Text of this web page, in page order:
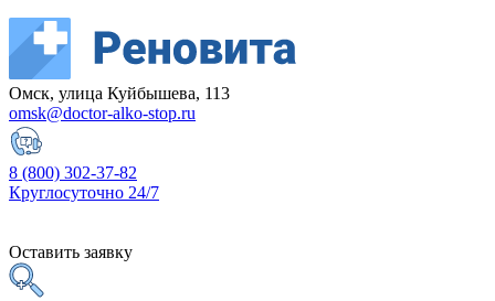
Омск, улица Куйбышева, 113
omsk@doctor-alko-stop.ru
8 (800) 302-37-82
Круглосуточно 24/7
Оставить заявку